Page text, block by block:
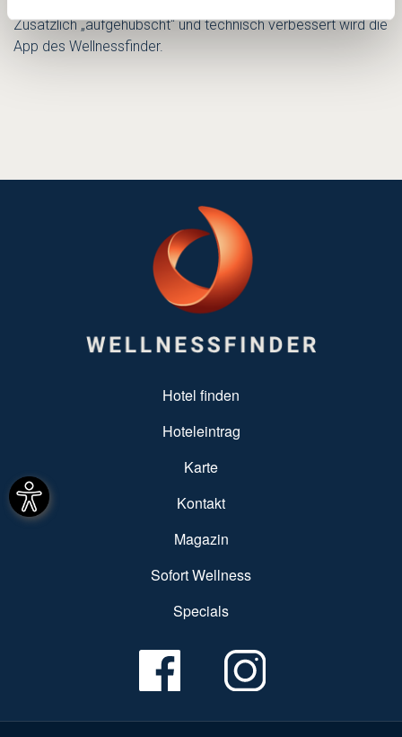
Zusätzlich „aufgehübscht“ und technisch verbessert wird die
App des Wellnessfinder.
Hotel finden
Hoteleintrag
Karte
Kontakt
Magazin
Sofort Wellness
Specials